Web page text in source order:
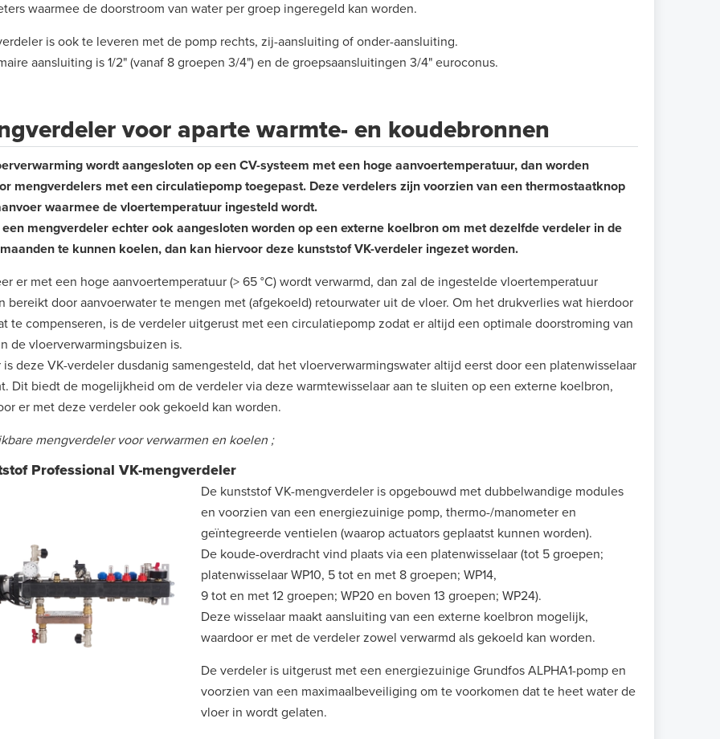
waarmee de doorstroom van water per groep ingeregeld kan worden.
is ook te leveren met de pomp rechts, zij-aansluiting of onder-aansluiting.
aansluiting is 1/2" (vanaf 8 groepen 3/4") en de groepsaansluitingen 3/4" euroconus.
voor aparte warmte- en koudebronnen
wordt aangesloten op een CV-systeem met een hoge aanvoertemperatuur, dan worden
mengverdelers met een circulatiepomp toegepast. Deze verdelers zijn voorzien van een thermostaatknop
waarmee de vloertemperatuur ingesteld wordt.
mengverdeler echter ook aangesloten worden op een externe koelbron om met dezelfde verdeler in de
te kunnen koelen, dan kan hiervoor deze kunststof VK-verdeler ingezet worden.
er met een hoge aanvoertemperatuur (> 65 °C) wordt verwarmd, dan zal de ingestelde vloertemperatuur
bereikt door aanvoerwater te mengen met (afgekoeld) retourwater uit de vloer. Om het drukverlies wat hierdoor
te compenseren, is de verdeler uitgerust met een circulatiepomp zodat er altijd een optimale doorstroming van
de vloerverwarmingsbuizen is.
is deze VK-verdeler dusdanig samengesteld, dat het vloerverwarmingswater altijd eerst door een platenwisselaar
Dit biedt de mogelijkheid om de verdeler via deze warmtewisselaar aan te sluiten op een externe koelbron,
er met deze verdeler ook gekoeld kan worden.
mengverdeler voor verwarmen en koelen ;
Professional VK-mengverdeler
De kunststof VK-mengverdeler is opgebouwd met dubbelwandige modules
en voorzien van een energiezuinige pomp, thermo-/manometer en
geïntegreerde ventielen (waarop actuators geplaatst kunnen worden).
De koude-overdracht vind plaats via een platenwisselaar (tot 5 groepen;
platenwisselaar WP10, 5 tot en met 8 groepen; WP14,
9 tot en met 12 groepen; WP20 en boven 13 groepen; WP24).
Deze wisselaar maakt aansluiting van een externe koelbron mogelijk,
waardoor er met de verdeler zowel verwarmd als gekoeld kan worden.
De verdeler is uitgerust met een energiezuinige Grundfos ALPHA1-pomp en
voorzien van een maximaalbeveiliging om te voorkomen dat te heet water de
vloer in wordt gelaten.